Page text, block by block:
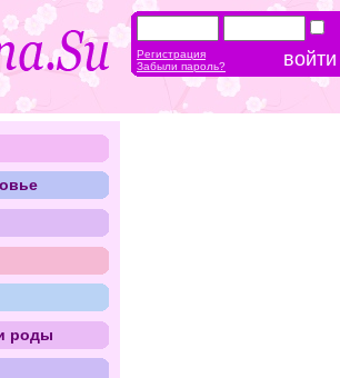
роды
Регистрация
Забыли пароль?